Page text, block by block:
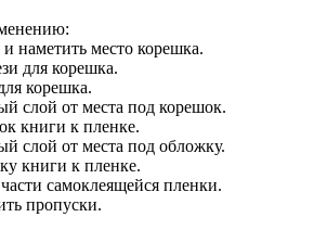
наметить место корешка.
для корешка.
корешка.
слой от места под корешок.
книги к пленке.
слой от места под обложку.
книги к пленке.
самоклеящейся пленки.
пропуски.